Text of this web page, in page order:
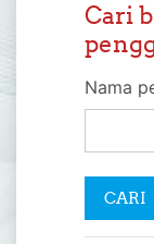
Cari
Cari
Nama